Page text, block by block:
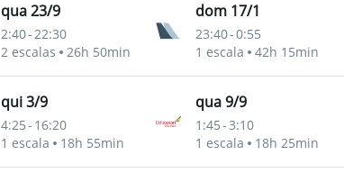
qua 23/9
2:40-22:30
2 escalas
26h 50min
dom 17/1
23:40-0:55
1 escala
42h 15min
qui 3/9
4:25- 16:20
1 escala
18h 55min
qua 9/9
1:45-3:10
1 escala
18h 25min